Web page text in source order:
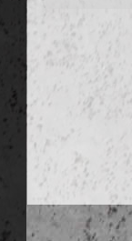
Brno
(április
Cesky
v=Y90jGN1Q0jo